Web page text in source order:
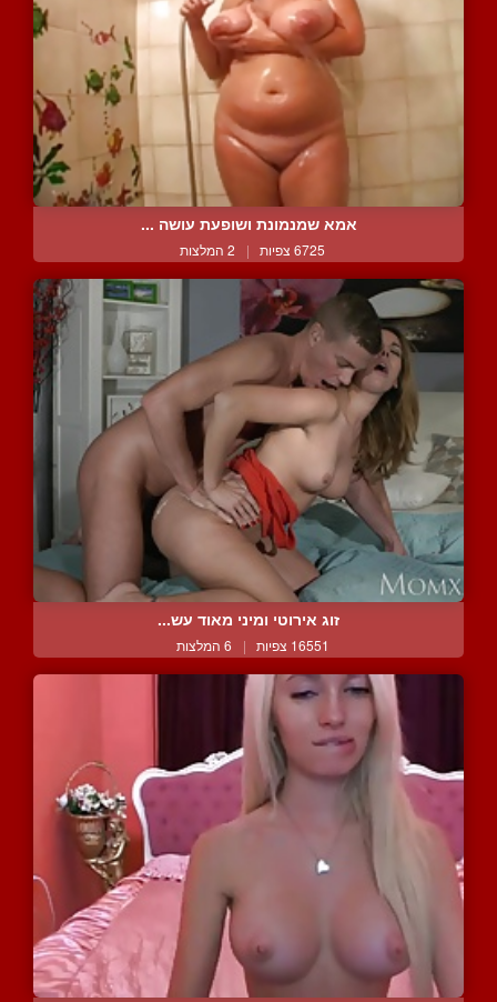
אמא שמנמונת ושופעת עושה ...
6725 צפיות | 2 המלצות
זוג אירוטי ומיני מאוד עש...
16551 צפיות | 6 המלצות